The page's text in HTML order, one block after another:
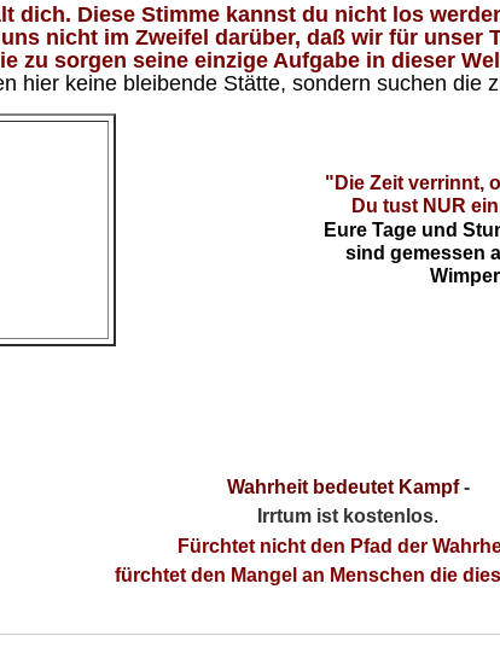
dich. Diese Stimme kannst du nicht los
nicht im Zweifel darüber, daß wir für unser
zu sorgen seine einzige Aufgabe in dieser
hier keine bleibende Stätte, sondern suchen die
"Die Zeit verrinnt,
Du tust NUR
Eure Tage und
sind gemessen
Wahrheit bedeutet Kampf-
Irrtum ist kostenlos.
Fürchtet nicht den Pfad der
fürchtet den Mangel an Menschen die